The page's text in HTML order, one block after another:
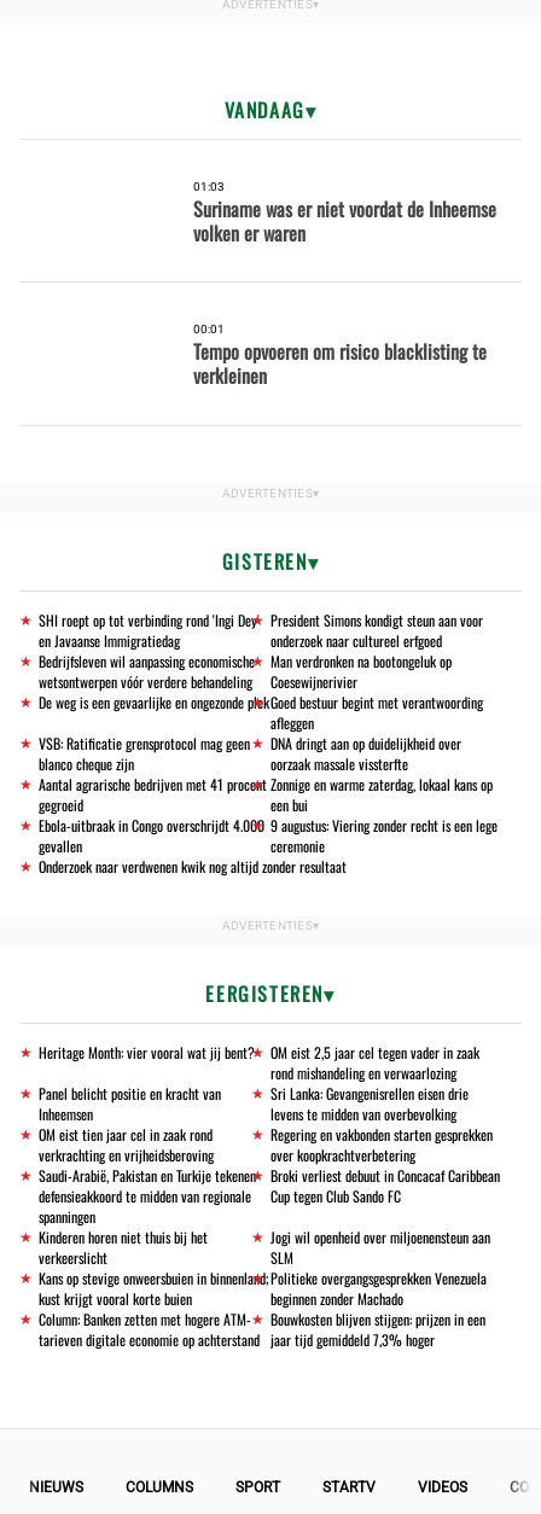
VANDAAG
01:03
Suriname was er niet voordat de Inheemse
volken er waren
00:01
Tempo opvoeren om risico blacklisting te
verkleinen
GISTEREN
SHI roept op tot verbinding rond 'Ingi Dey'
en Javaanse Immigratiedag
President Simons kondigt steun aan voor
onderzoek naar cultureel erfgoed
Bedrijfsleven wil aanpassing economische
wetsontwerpen vóór verdere behandeling
Man verdronken na bootongeluk op
Coesewijnerivier
De weg is een gevaarlijke en ongezonde plekGoed bestuur begint met verantwoording
afleggen
VSB: Ratificatie grensprotocol mag geen
blanco cheque zijn
DNA dringt aan op duidelijkheid over
oorzaak massale vissterfte
Aantal agrarische bedrijven met 41 procent
gegroeid
Zonnige en warme zaterdag, lokaal kans op
een bui
Ebola-uitbraak in Congo overschrijdt 4.000
gevallen
9 augustus: Viering zonder recht is een lege
ceremonie
Onderzoek naar verdwenen kwik nog altijd zonder resultaat
EERGISTEREN
Heritage Month: vier vooral wat jij bent?
OM eist 2,5 jaar cel tegen vader in zaak
rond mishandeling en verwaarlozing
Panel belicht positie en kracht van
Inheemsen
Sri Lanka: Gevangenisrellen eisen drie
levens te midden van overbevolking
OM eist tien jaar cel in zaak rond
verkrachting en vrijheidsberoving
Regering en vakbonden starten gesprekken
over koopkrachtverbetering
Saudi-Arabië, Pakistan en Turkije tekenen
defensieakkoord te midden van regionale
spanningen
Broki verliest debuut in Concacaf Caribbean
Cup tegen Club Sando FC
Kinderen horen niet thuis bij het
verkeerslicht
Jogi wil openheid over miljoenensteun aan
SLM
Kans op stevige onweersbuien in binnenland;
kust krijgt vooral korte buien
Politieke overgangsgesprekken Venezuela
beginnen zonder Machado
Column: Banken zetten met hogere ATM-
tarieven digitale economie op achterstand
Bouwkosten blijven stijgen: prijzen in een
jaar tijd gemiddeld 7,3% hoger
NIEUWS COLUMNS SPORT STARTV VIDEOS